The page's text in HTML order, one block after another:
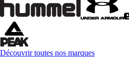
Découvrir toutes nos marques